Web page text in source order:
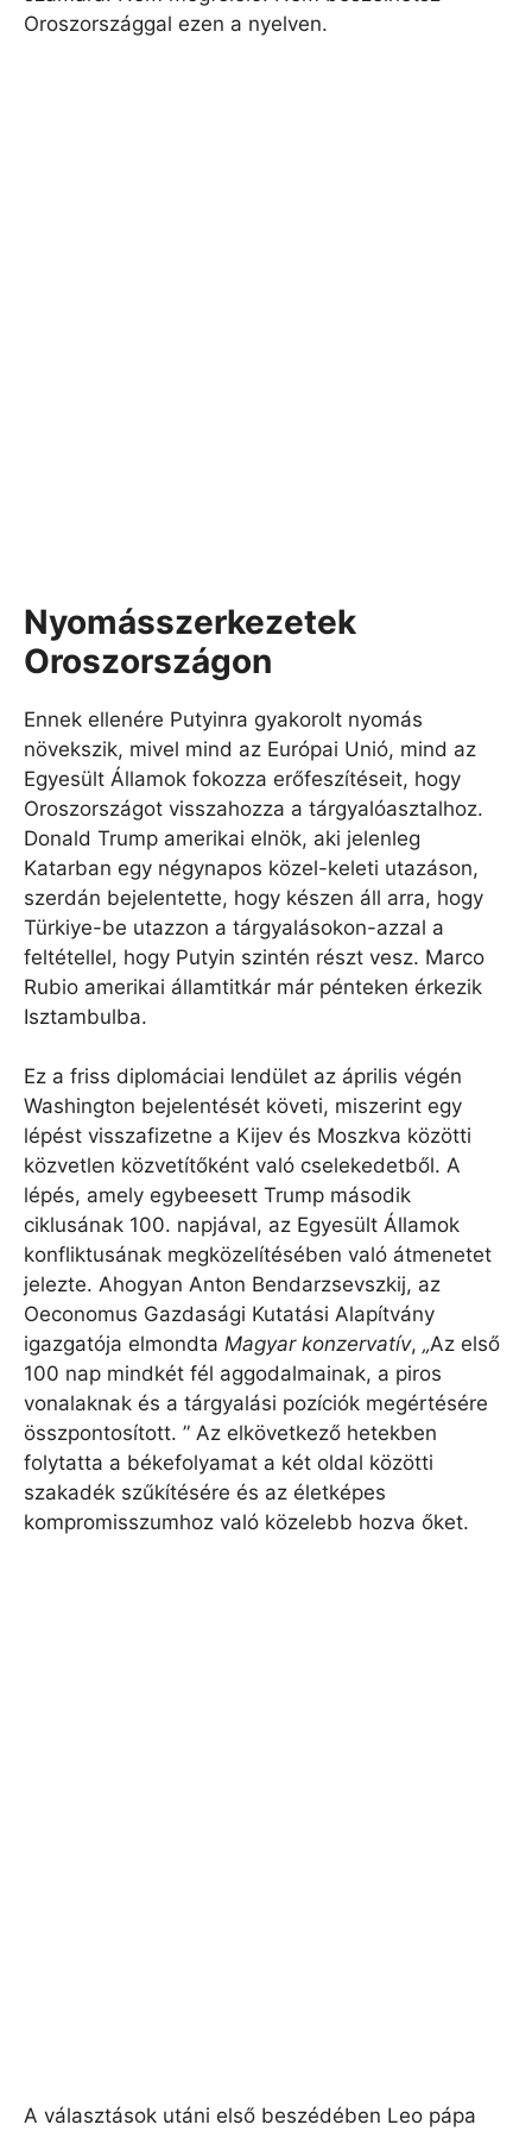
Oroszországgal ezen a nyelven.
Nyomásszerkezetek
Oroszországon
Ennek ellenére Putyinra gyakorolt ​​nyomás
növekszik, mivel mind az Európai Unió, mind az
Egyesült Államok fokozza erőfeszítéseit, hogy
Oroszországot visszahozza a tárgyalóasztalhoz.
Donald Trump amerikai elnök, aki jelenleg
Katarban egy négynapos közel-keleti utazáson,
szerdán bejelentette, hogy készen áll arra, hogy
Türkiye-be utazzon a tárgyalásokon-azzal a
feltétellel, hogy Putyin szintén részt vesz. Marco
Rubio amerikai államtitkár már pénteken érkezik
Isztambulba.
Ez a friss diplomáciai lendület az április végén
Washington bejelentését követi, miszerint egy
lépést visszafizetne a Kijev és Moszkva közötti
közvetlen közvetítőként való cselekedetből. A
lépés, amely egybeesett Trump második
ciklusának 100. napjával, az Egyesült Államok
konfliktusának megközelítésében való átmenetet
jelezte. Ahogyan Anton Bendarzsevszkij, az
Oeconomus Gazdasági Kutatási Alapítvány
igazgatója elmondta Magyar konzervatív, „Az első
100 nap mindkét fél aggodalmainak, a piros
vonalaknak és a tárgyalási pozíciók megértésére
összpontosított. ” Az elkövetkező hetekben
folytatta a békefolyamat a két oldal közötti
szakadék szűkítésére és az életképes
kompromisszumhoz való közelebb hozva őket.
A választások utáni első beszédében Leo pápa